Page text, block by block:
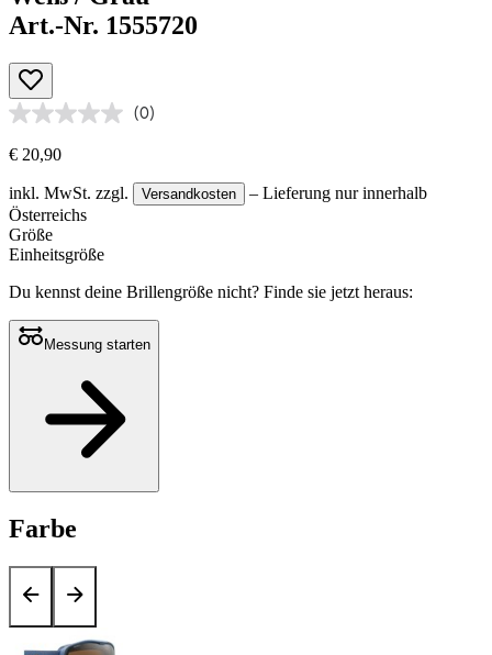
Art.-Nr. 1555720
(0)
€ 20,90
inkl. MwSt. zzgl. Versandkosten
– Lieferung nur innerhalb
Österreichs
Größe
Einheitsgröße
Du kennst deine Brillengröße nicht? Finde sie jetzt heraus:
Messung starten
Farbe